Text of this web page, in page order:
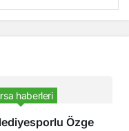
Özge
haberleri